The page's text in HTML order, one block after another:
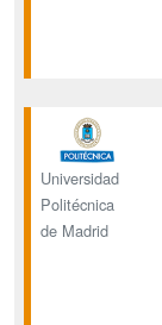
Universidad
Politécnica
de Madrid